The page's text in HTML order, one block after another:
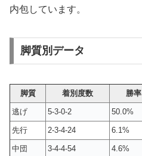
内包しています。
脚質別データ
脚質 着別度数 勝率
逃げ 5-3-0-2 50.0%
先行 2-3-4-24 6.1%
中団 3-4-4-54 4.6%